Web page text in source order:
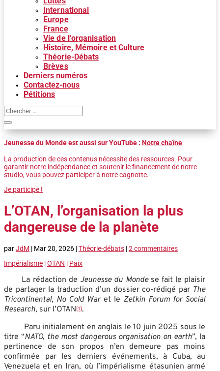
International
Europe
France
Vie de l’organisation
Histoire, Mémoire et Culture
Théorie-Débats
Brèves
Derniers numéros
Contactez-nous
Pétitions
Jeunesse du Monde est aussi sur YouTube : Notre chaîne
La production de ces contenus nécessite des ressources. Pour
garantir notre indépendance et soutenir le financement de notre
studio, vous pouvez participer à notre cagnotte.
Je participe !
L’OTAN, l’organisation la plus
dangereuse de la planète
parJdM | Mar 20, 2026 |Théorie-débats |2 commentaires
Impérialisme |OTAN | Paix
La rédaction de Jeunesse du Monde se fait le plaisir
de partager la traduction d’un dossier co-rédigé par The
Tricontinental, No Cold Waret le Zetkin Forum for Social
Research, sur l’OTAN [1].
Paru initialement en anglais le 10 juin 2025 sous le
titre “NATO, the most dangerous organisation on earth”, la
pertinence de son propos n’en demeure pas moins
confirmée par les derniers événements, à Cuba, au
Venezuela et en Iran, où l’impérialisme étasunien armé